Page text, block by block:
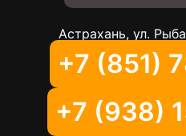
Астрахань, ул.
+7 (851)
+7 (938)